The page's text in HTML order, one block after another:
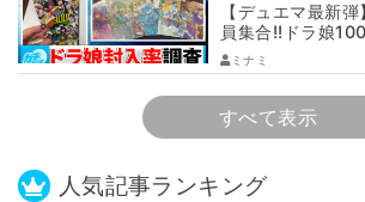
【デュエマ最新
員集合!!ドラ娘
して封入率調査
娘…
ミナミ
すべて表示
人気記事ランキング